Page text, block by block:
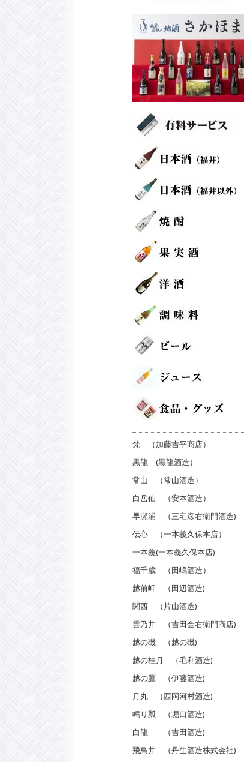
梵 （加藤吉平商店）
黒龍 (黒龍酒造）
常山 （常山酒造）
白岳仙 （安本酒造）
早瀬浦 （三宅彦右衛門酒造)
伝心 （一本義久保本店）
一本義(一本義久保本店)
福千歳 （田嶋酒造）
越前岬 （田辺酒造)
関西 （片山酒造)
雲乃井 （吉田金右衛門商店)
越の磯 （越の磯)
越の桂月 （毛利酒造)
越の鷹 （伊藤酒造)
月丸 （西岡河村酒造)
鳴り瓢 （堀口酒造)
白龍 （吉田酒造)
飛鳥井 （丹生酒造株式会社)